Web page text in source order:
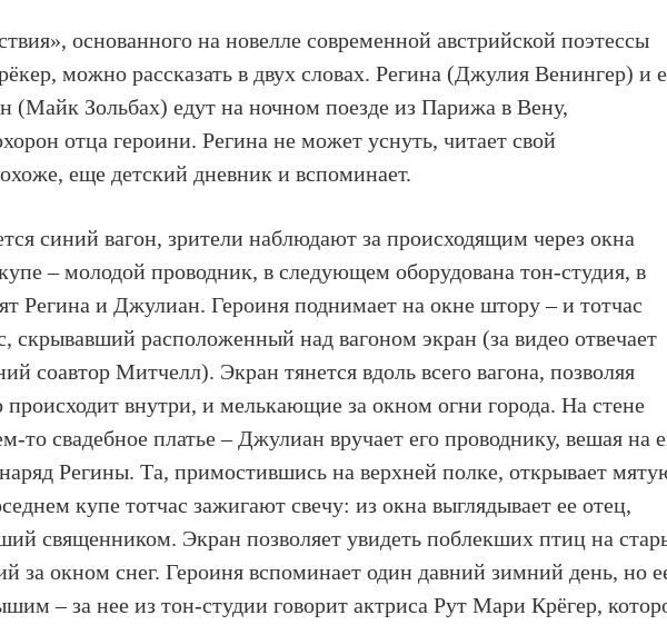
основанного на новелле современной австрийской поэтессы
можно рассказать в двух словах. Регина (Джулия Венингер) и
(Майк Зольбах) едут на ночном поезде из Парижа в Вену,
отца героини. Регина не может уснуть, читает свой
еще детский дневник и вспоминает.
синий вагон, зрители наблюдают за происходящим через окна
– молодой проводник, в следующем оборудована тон-студия, в
Регина и Джулиан. Героиня поднимает на окне штору – и тотчас
скрывавший расположенный над вагоном экран (за видео отвечает
соавтор Митчелл). Экран тянется вдоль всего вагона, позволяя
происходит внутри, и мелькающие за окном огни города. На стене
то свадебное платье – Джулиан вручает его проводнику, вешая на
Регины. Та, примостившись на верхней полке, открывает
купе тотчас зажигают свечу: из окна выглядывает ее отец,
священником. Экран позволяет увидеть поблекших птиц на
за окном снег. Героиня вспоминает один давний зимний день, но
– за нее из тон-студии говорит актриса Рут Мари Крёгер,